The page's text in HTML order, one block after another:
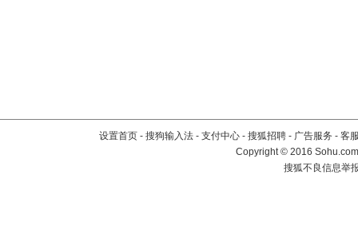
设置首页 - 搜狗输入法 - 支付中心 - 搜狐招聘 - 广告服务 - 客
Copyright©2016
搜狐不良信息举